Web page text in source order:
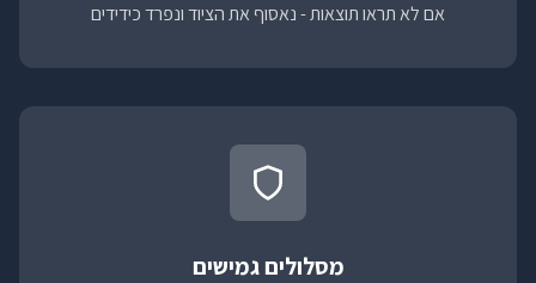
אם לא תראו תוצאות - נאסוף את הציוד ונפרד כידידים
מסלולים גמישים